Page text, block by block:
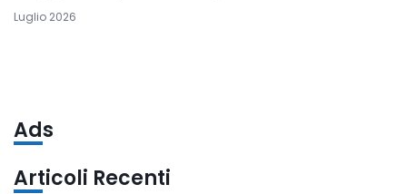
Luglio 2026
Ads
Articoli Recenti